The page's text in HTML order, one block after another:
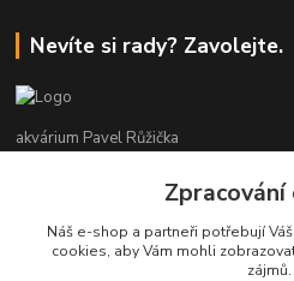
Nevíte si rady? Zavolejte.
akvárium Pavel Růžička
+420 602 118 290
9:00 až 16:00 v pracovní dny
Zpracování
Náš e-shop a partneři potřebují Váš
cookies, aby Vám mohli
zájmů.